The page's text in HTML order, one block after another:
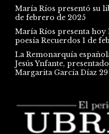
María Ríos presentó su
de febrero de 2025
María Ríos presenta
poesía Recuerdos 1 de
La Remonarquía
Jesús Ynfante,
Margarita García Díaz